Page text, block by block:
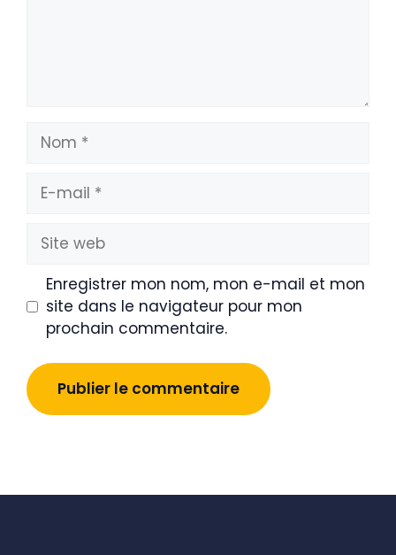
Nom
mail
Site
web
Enregistrer mon nom, mon e-mail et mon
site dans le navigateur pour mon
prochain commentaire.